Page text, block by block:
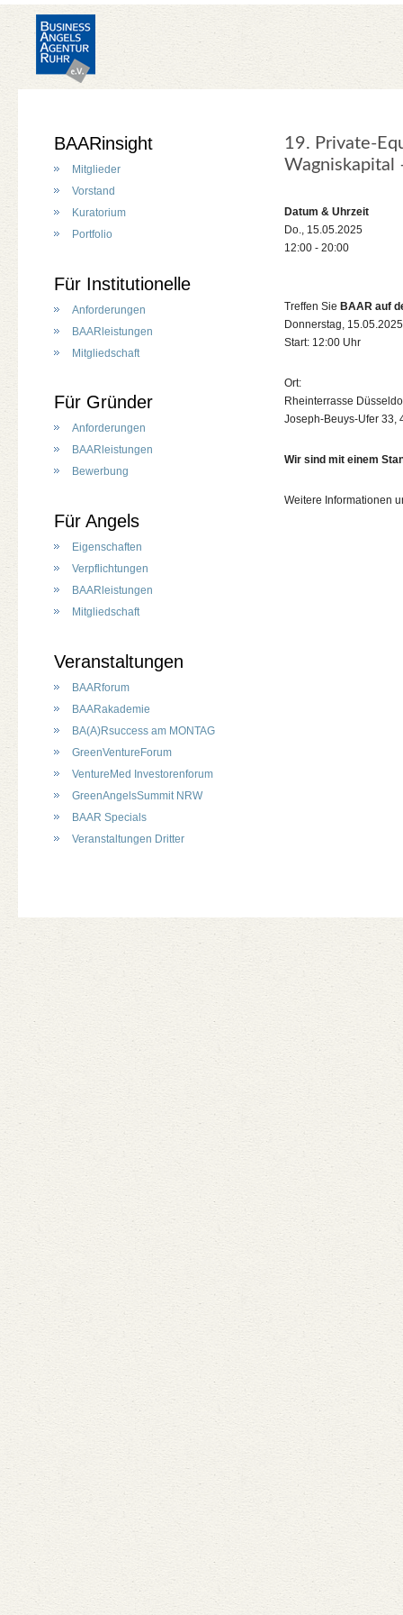
19. Private-
Wagniskapital
Datum & Uhrzeit
Do., 15.05.2025
12:00 - 20:00
Treffen Sie BAAR auf
Donnerstag, 15.05.2025
Start: 12:00 Uhr
Ort:
Rheinterrasse
Joseph-Beuys-Ufer 33,
Wir sind mit einem
Weitere Informationen
BAARinsight
Mitglieder
Vorstand
Kuratorium
Portfolio
Für Institutionelle
Anforderungen
BAARleistungen
Mitgliedschaft
Für Gründer
Anforderungen
BAARleistungen
Bewerbung
Für Angels
Eigenschaften
Verpflichtungen
BAARleistungen
Mitgliedschaft
Veranstaltungen
BAARforum
BAARakademie
BA(A)Rsuccess am MONTAG
GreenVentureForum
VentureMed Investorenforum
GreenAngelsSummit NRW
BAAR Specials
Veranstaltungen Dritter